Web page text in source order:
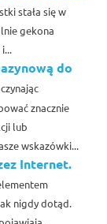
stała się w
gekona
do
znacznie
lub
wskazówki...
Internet.
nigdy dotąd.